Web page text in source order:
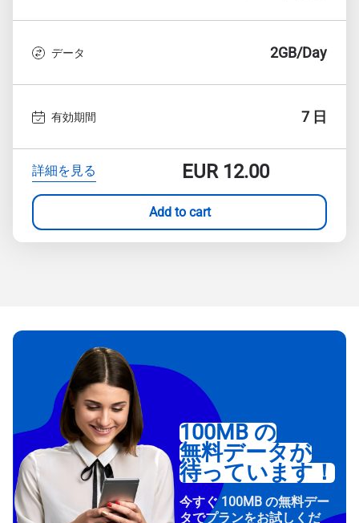
データ 2GB/Day
有効期間 7 日
詳細を見る EUR12.00
Add to cart
100MB の
無料データが
待っています！
今すぐ 100MB の無料デー
タでプランをお試しくだ